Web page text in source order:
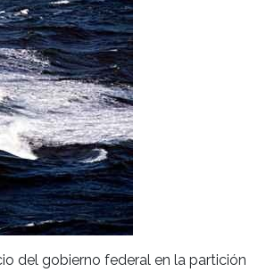
del gobierno federal en la partición